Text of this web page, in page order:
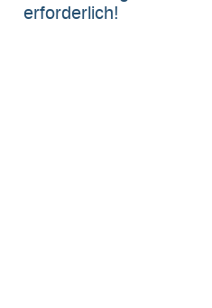
erforderlich!